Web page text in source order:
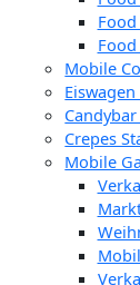
Mobile
Crepes
Mobile